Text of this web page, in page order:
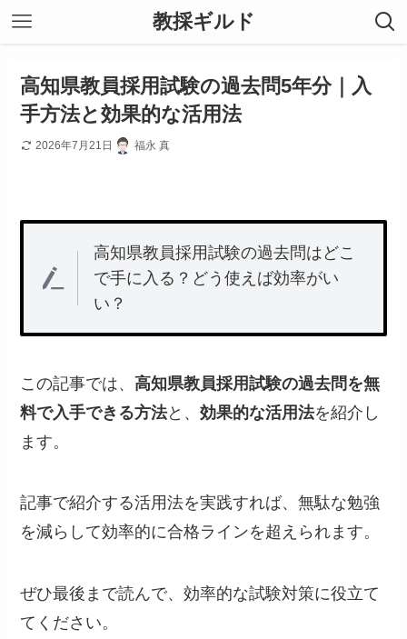
教採ギルド
高知県教員採用試験の過去問5年分｜入
手方法と効果的な活用法
2026年7月21日 福永 真
高知県教員採用試験の過去問はどこ
で手に入る？どう使えば効率がい
い？
この記事では、高知県教員採用試験の過去問を無
料で入手できる方法と、効果的な活用法を紹介し
ます。
記事で紹介する活用法を実践すれば、無駄な勉強
を減らして効率的に合格ラインを超えられます。
ぜひ最後まで読んで、効率的な試験対策に役立て
てください。